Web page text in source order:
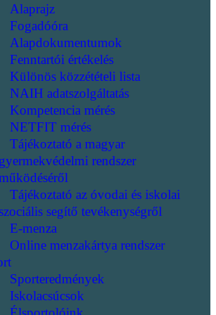
Alaprajz
Fogadóóra
Alapdokumentumok
Fenntartói értékelés
Különös közzétételi lista
NAIH adatszolgáltatás
Kompetencia mérés
NETFIT mérés
Tájékoztató a magyar
gyermekvédelmi rendszer
Tájékoztató az óvodai és iskolai
segítő tevékenységről
E-menza
Online menzakártya rendszer
Sporteredmények
Iskolacsúcsok